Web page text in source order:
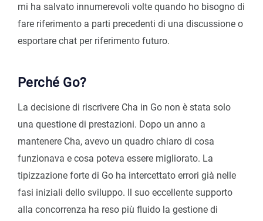
mi ha salvato innumerevoli volte quando ho bisogno di
fare riferimento a parti precedenti di una discussione o
esportare chat per riferimento futuro.
Perché Go?
La decisione di riscrivere Cha in Go non è stata solo
una questione di prestazioni. Dopo un anno a
mantenere Cha, avevo un quadro chiaro di cosa
funzionava e cosa poteva essere migliorato. La
tipizzazione forte di Go ha intercettato errori già nelle
fasi iniziali dello sviluppo. Il suo eccellente supporto
alla concorrenza ha reso più fluido la gestione di